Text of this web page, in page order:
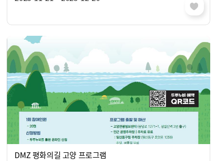
DMZ 평화의길 고양 프로그램